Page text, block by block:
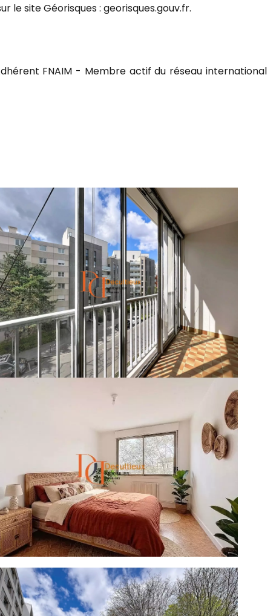
le site Géorisques : georisques.gouv.fr.
FNAIM - Membre actif du réseau international